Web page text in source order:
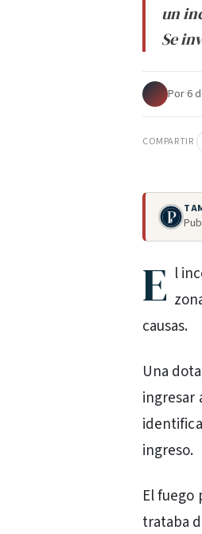
un
Se
Por·6
COMPARTIR
E l
causas.
Una
ingresar
ingreso.
El fuego
trataba